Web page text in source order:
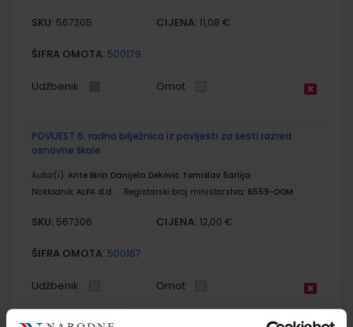
SKU: 567305 CIJENA: 11,08 €
ŠIFRA OMOTA: 500179
Udžbenik Omot
POVIJEST 6; radna bilježnica iz povijesti za šesti razred
osnovne škole
Autor(i): Ante Birin Danijela Deković Tomislav Šarlija
Nakladnik: ALFA d.d. Registarski broj ministarstva: 6559-DOM
SKU: 567306 CIJENA: 12,00 €
ŠIFRA OMOTA: 500167
Udžbenik Omot